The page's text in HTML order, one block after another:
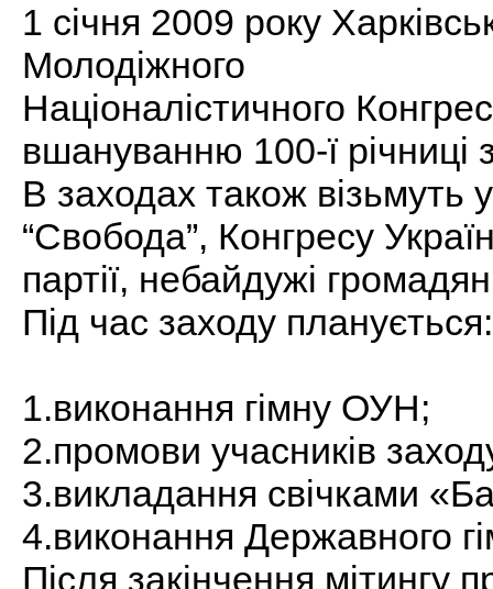
1 січня 2009 року
Молодіжного
Націоналістичного
вшануванню 100-ї
В заходах також візьмуть
“Свобода”, Конгресу
партії, небайдужі
Під час заходу планується:
1.виконання гімну ОУН;
2.промови учасників
3.викладання свічками
4.виконання Державного
Після закінчення